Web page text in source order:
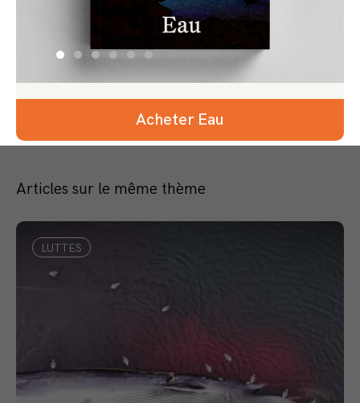
Acheter Eau
Articles sur le même thème
LUTTES